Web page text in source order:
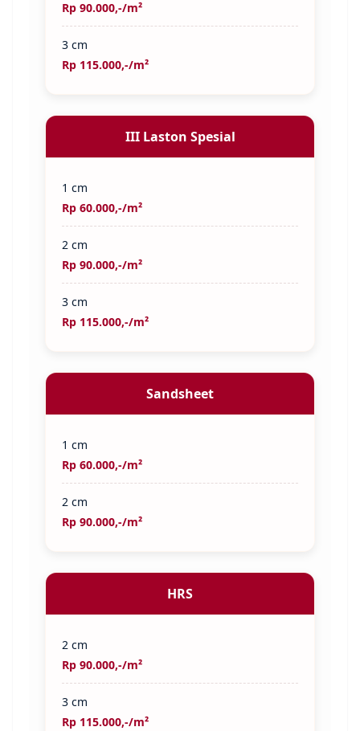
Rp 90.000,-/m²
3 cm
Rp 115.000,-/m²
III Laston Spesial
1 cm
Rp 60.000,-/m²
2 cm
Rp 90.000,-/m²
3 cm
Rp 115.000,-/m²
Sandsheet
1 cm
Rp 60.000,-/m²
2 cm
Rp 90.000,-/m²
HRS
2 cm
Rp 90.000,-/m²
3 cm
Rp 115.000,-/m²